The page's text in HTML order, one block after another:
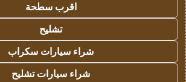
اقرب سطحة
تشليح
شراء سيارات سكراب
شراء سيارات تشليح